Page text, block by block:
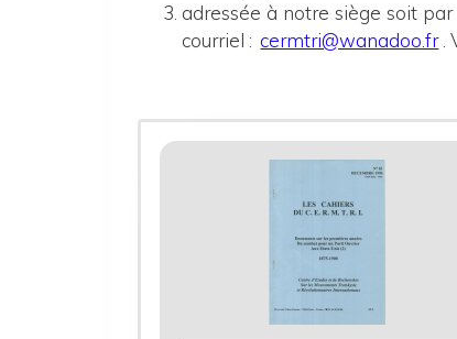
adressée à notre siège soit p
courriel : cermtri@wanadoo.fr .